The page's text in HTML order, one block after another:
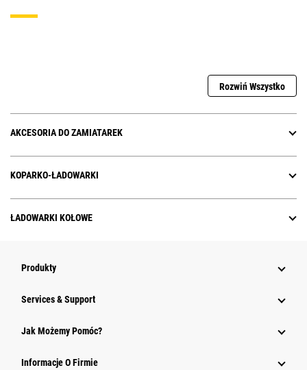
Rozwiń Wszystko
AKCESORIA DO ZAMIATAREK
KOPARKO-ŁADOWARKI
ŁADOWARKI KOŁOWE
Produkty
Services & Support
Jak Możemy Pomóc?
Informacje O Firmie